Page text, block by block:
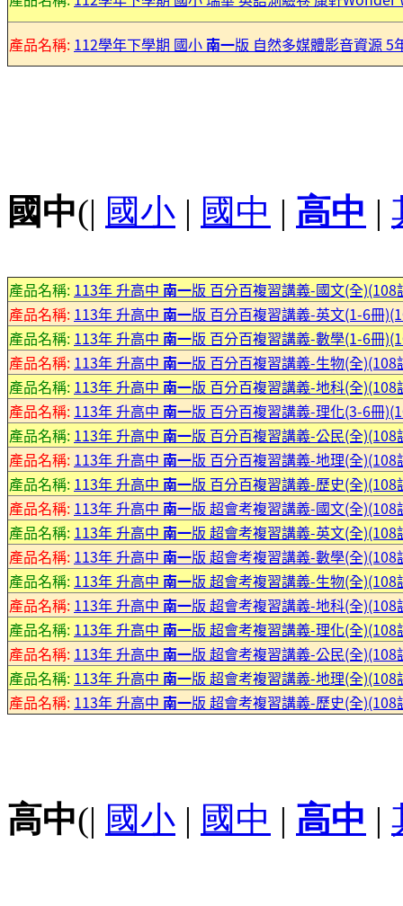
產品名稱: 112學年下學期 國小南一版 自然多媒體影音資源 5
國中(| 國小 | 國中 | 高中 |
產品名稱: 113年 升高中 南一版 百分百複習講義-國文(全
產品名稱: 113年 升高中 南一版 百分百複習講義-英文(1-6冊
產品名稱: 113年 升高中 南一版 百分百複習講義-數學(1-6冊
產品名稱: 113年 升高中 南一版 百分百複習講義-生物(全
產品名稱: 113年 升高中 南一版 百分百複習講義-地科(全
產品名稱: 113年 升高中 南一版 百分百複習講義-理化(3-6冊
產品名稱: 113年 升高中 南一版 百分百複習講義-公民(全
產品名稱: 113年 升高中 南一版 百分百複習講義-地理(全
產品名稱: 113年 升高中 南一版 百分百複習講義-歷史(全
產品名稱: 113年 升高中 南一版 超會考複習講義-國文(全
產品名稱: 113年 升高中 南一版 超會考複習講義-英文(全
產品名稱: 113年 升高中 南一版 超會考複習講義-數學(全
產品名稱: 113年 升高中 南一版 超會考複習講義-生物(全
產品名稱: 113年 升高中 南一版 超會考複習講義-地科(全
產品名稱: 113年 升高中 南一版 超會考複習講義-理化(全
產品名稱: 113年 升高中 南一版 超會考複習講義-公民(全
產品名稱: 113年 升高中 南一版 超會考複習講義-地理(全
產品名稱: 113年 升高中 南一版 超會考複習講義-歷史(全
高中(| 國小 | 國中 | 高中 |